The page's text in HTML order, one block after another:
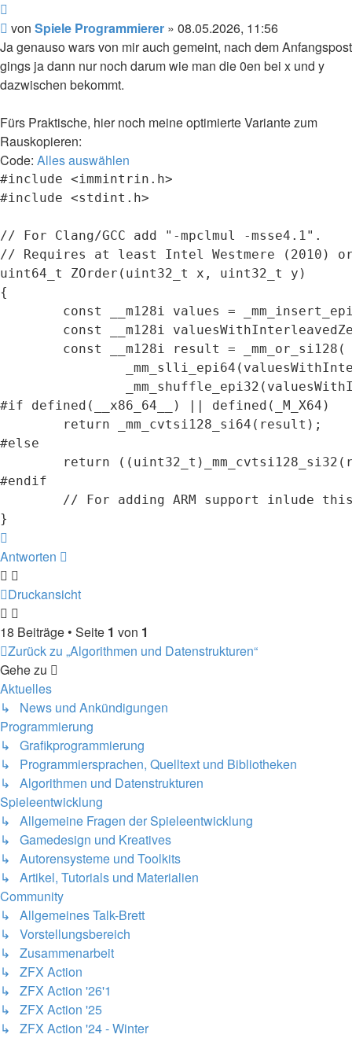
Beitrag
von Spiele Programmierer » 08.05.2026, 11:56
Ja genauso wars von mir auch gemeint, nach dem Anfangspost
gings ja dann nur noch darum wie man die 0en bei x und y
dazwischen bekommt.
Fürs Praktische, hier noch meine optimierte Variante zum
Rauskopieren:
Code: Alles auswählen
#include <immintrin.h>
#include <stdint.h>
// For Clang/GCC add "-mpclmul -msse4.1".
// Requires at least Intel Westmere (2010) or
uint64_t ZOrder(uint32_t x, uint32_t y)
{
#if defined(__x86_64__) || defined(_M_X64)
#else
#endif
oben
Antworten
Druckansicht
18 Beiträge • Seite 1 von 1
Zurück zu „Algorithmen und Datenstrukturen“
Gehe zu
Aktuelles
↳ News und Ankündigungen
Programmierung
↳ Grafikprogrammierung
↳ Programmiersprachen, Quelltext und Bibliotheken
↳ Algorithmen und Datenstrukturen
Spieleentwicklung
↳ Allgemeine Fragen der Spieleentwicklung
↳ Gamedesign und Kreatives
↳ Autorensysteme und Toolkits
↳ Artikel, Tutorials und Materialien
Community
↳ Allgemeines Talk-Brett
↳ Vorstellungsbereich
↳ Zusammenarbeit
↳ ZFX Action
↳ ZFX Action '26'1
↳ ZFX Action '25
↳ ZFX Action '24 - Winter